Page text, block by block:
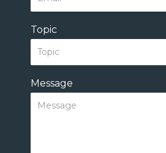
Topic
Message